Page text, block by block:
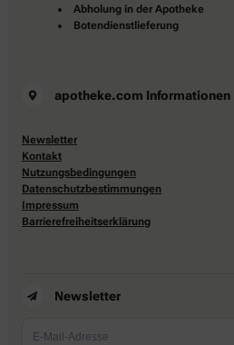
Abholung in der Apotheke
Botendienstlieferung
apotheke.com Informationen
Newsletter
Kontakt
Nutzungsbedingungen
Datenschutzbestimmungen
Impressum
Barrierefreiheitserklärung
Newsletter